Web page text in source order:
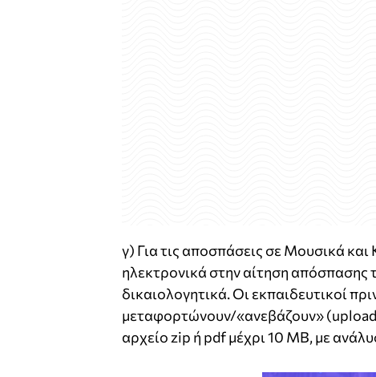
γ) Για τις αποσπάσεις σε Μουσικά
ηλεκτρονικά στην αίτηση απόσπασης
δικαιολογητικά. Οι εκπαιδευτικοί
μεταφορτώνουν/«ανεβάζουν»
αρχείο zip ή pdf μέχρι 10 ΜΒ, με